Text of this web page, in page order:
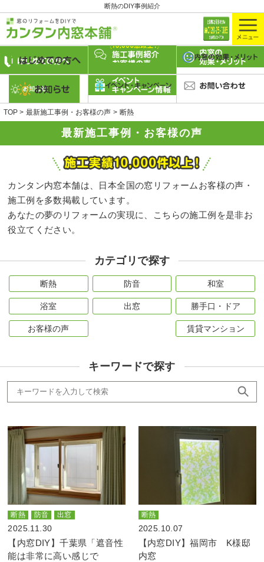
断熱のDIY事例紹介
最新施工事例・お客様の声
TOP 最新施工事例・お客様の声 断熱
カンタン内窓本舗は、日本全国の窓リフォームお客様の声・
施工例を多数掲載しています。
あなたの夢のリフォームの実現に、こちらの施工例を是非お
役立てください。
カテゴリで探す
断熱 防音 和室
浴室 出窓 勝手口・ドア
お客様の声 賃貸マンション
キーワードで探す
断熱 防音 出窓
2025.11.30
【内窓DIY】千葉県「遮音性
能は非常に高い感じで
断熱
2025.10.07
【内窓DIY】福岡市 K様邸
内窓